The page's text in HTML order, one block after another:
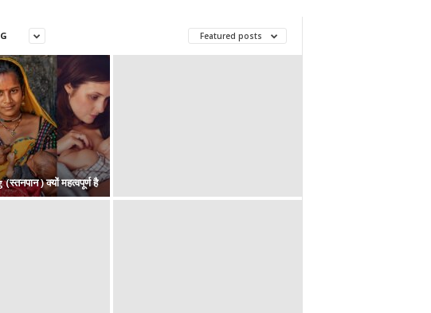
Featured posts
) क्यों महत्वपूर्ण है